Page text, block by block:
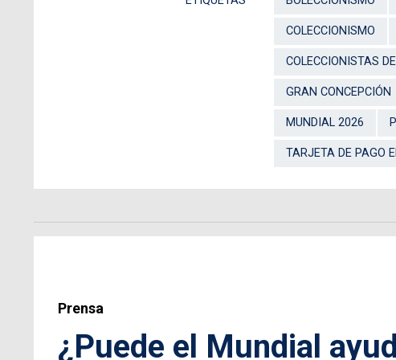
COLECCIONISMO
COLECCIONISTAS
GRAN CONCEPCIÓN
MUNDIAL 2026
TARJETA DE PAGO
Prensa
¿Puede el Mundial